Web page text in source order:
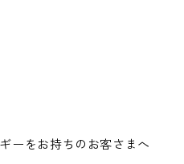
ーをお持ちのお客さまへ